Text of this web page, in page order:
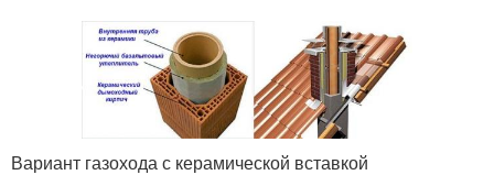
Вариант газохода с керамической вставкой